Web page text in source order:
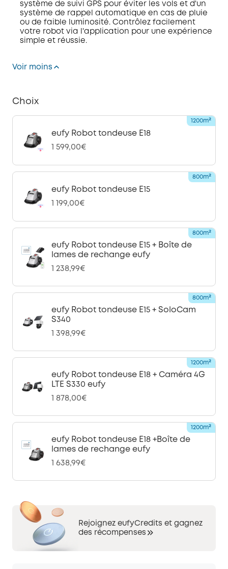
système de suivi GPS pour éviter les vols et d'un
système de rappel automatique en cas de pluie
ou de faible luminosité. Contrôlez facilement
votre robot via l'application pour une expérience
simple et réussie.
Voir moins
Choix
eufy Robot tondeuse E18
1 599,00€
1200m²
eufy Robot tondeuse E15
1 199,00€
800m²
eufy Robot tondeuse E15 + Boîte de
lames de rechange eufy
1 238,99€
800m²
eufy Robot tondeuse E15 + SoloCam
S340
1 398,99€
800m²
eufy Robot tondeuse E18 + Caméra 4G
LTE S330 eufy
1 878,00€
1200m²
eufy Robot tondeuse E18 +Boîte de
lames de rechange eufy
1 638,99€
1200m²
Rejoignez eufyCredits et gagnez
des récompenses